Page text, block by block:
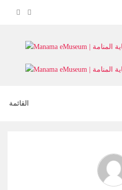
Toggle
القائمة